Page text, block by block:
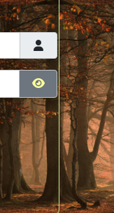
Afficher le